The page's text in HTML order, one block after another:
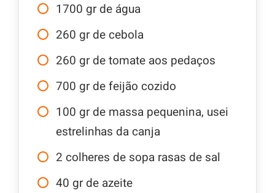
1700 gr de água
260 gr de cebola
260 gr de tomate aos pedaços
700 gr de feijão cozido
100 gr de massa pequenina, usei
estrelinhas da canja
2 colheres de sopa rasas de sal
40 gr de azeite